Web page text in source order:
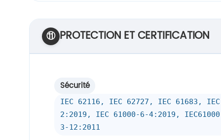
⑪ PROTECTION ET CERTIFICATION
Sécurité
IEC 62116, IEC 62727, IEC 61683,
2:2019, IEC 61000-6-4:2019,
3-12:2011